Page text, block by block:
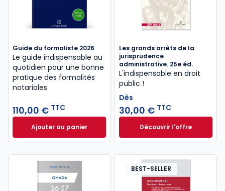
Guide du formaliste 2026
Le guide indispensable au
quotidien pour une bonne
pratique des formalités
notariales
110,00 € TTC
Ajouter au panierGuide du formaliste 2026 à 110,00 € TTC
Les grands arrêts de la
jurisprudence
administrative. 25e éd.
L'indispensable en droit
public !
Dès
30,00 € TTC
Découvrir l'offre
Les grands
Dès
BEST-SELLER